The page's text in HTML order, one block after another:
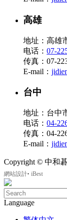
高雄
地址：高雄
电话： 07-
传真：07-
E-mail：
台中
地址：台中
电话： 04-
传真：04-
E-mail：
Copyright © 中和
網站設計‧ iBest
Language